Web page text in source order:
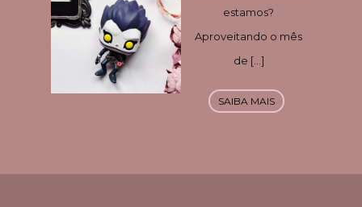
estamos?
Aproveitando o mês
de […]
SAIBA MAIS